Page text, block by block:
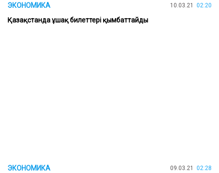
ЭКОНОМИКА 10.03.21 02:20
Қазақстанда ұшақ билеттері қымбаттайды
ЭКОНОМИКА 09.03.21 02:28